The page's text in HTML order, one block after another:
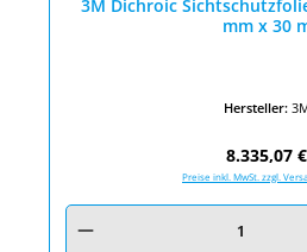
3M Dichroic
mm x 30
Hersteller:
Regulärer
8.335,07 €
Preise inkl. MwSt. zzgl.
Produkt Anzahl: Gib den